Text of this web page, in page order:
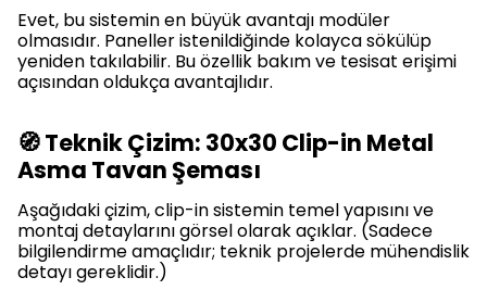
Evet, bu sistemin en büyük avantajı modüler
olmasıdır. Paneller istenildiğinde kolayca sökülüp
yeniden takılabilir. Bu özellik bakım ve tesisat erişimi
açısından oldukça avantajlıdır.
🧭 Teknik Çizim: 30x30 Clip-in Metal
Asma Tavan Şeması
Aşağıdaki çizim, clip-in sistemin temel yapısını ve
montaj detaylarını görsel olarak açıklar. (Sadece
bilgilendirme amaçlıdır; teknik projelerde mühendislik
detayı gereklidir.)